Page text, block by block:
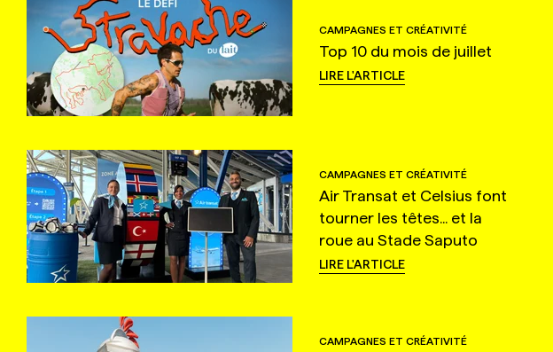
CAMPAGNES ET CRÉATIVITÉ
Top 10 du mois de juillet
LIRE L'ARTICLE
CAMPAGNES ET CRÉATIVITÉ
Air Transat et Celsius font
tourner les têtes... et la
roue au Stade Saputo
LIRE L'ARTICLE
CAMPAGNES ET CRÉATIVITÉ